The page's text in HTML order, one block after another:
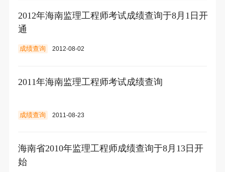
2012年海南监理工程师考试成绩查询于8月1日开
通
成绩查询 2012-08-02
2011年海南监理工程师考试成绩查询
成绩查询 2011-08-23
海南省2010年监理工程师成绩查询于8月13日开
始